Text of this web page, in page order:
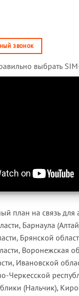
звонок
выбрать
план на связь для
Барнаула
Брянской
Воронежская
Ивановской
Черкесской
(Нальчик),